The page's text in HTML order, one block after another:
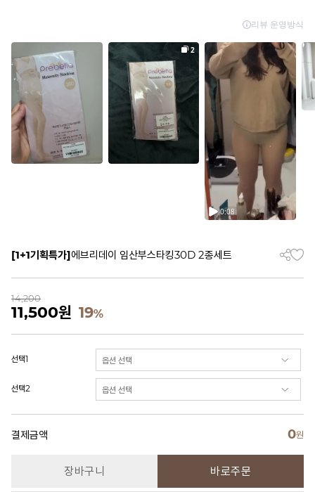
[1+1기획특가]에브리데이 임산부스타킹30D 2종세트
14,200
11,500원 19%
선택1
선택2
결제금액 0원
장바구니 바로주문